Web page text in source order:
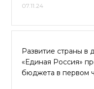
07.11.24
Развитие страны в
«Единая Россия»
бюджета в первом